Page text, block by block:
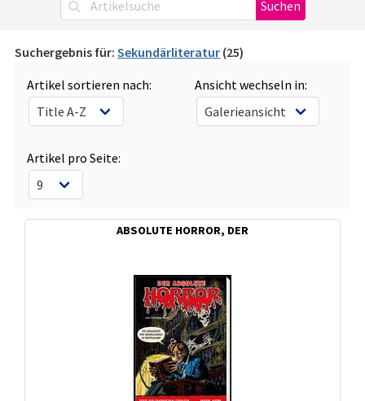
Suchergebnis für: Sekundärliteratur (25)
Artikel sortieren nach:
Ansicht wechseln in:
Artikel pro Seite:
ABSOLUTE HORROR, DER